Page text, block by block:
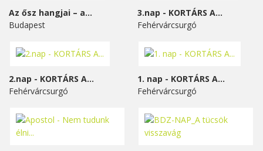
Az ősz hangjai – a...
Budapest
3.nap - KORTÁRS A...
Fehérvárcsurgó
2.nap - KORTÁRS A...
Fehérvárcsurgó
1. nap - KORTÁRS A...
Fehérvárcsurgó